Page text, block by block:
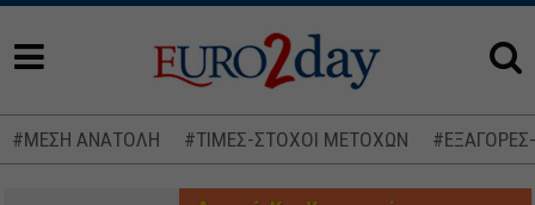
#ΜΕΣΗ ΑΝΑΤΟΛΗ #ΤΙΜΕΣ-ΣΤΟΧΟΙ ΜΕΤΟΧΩΝ